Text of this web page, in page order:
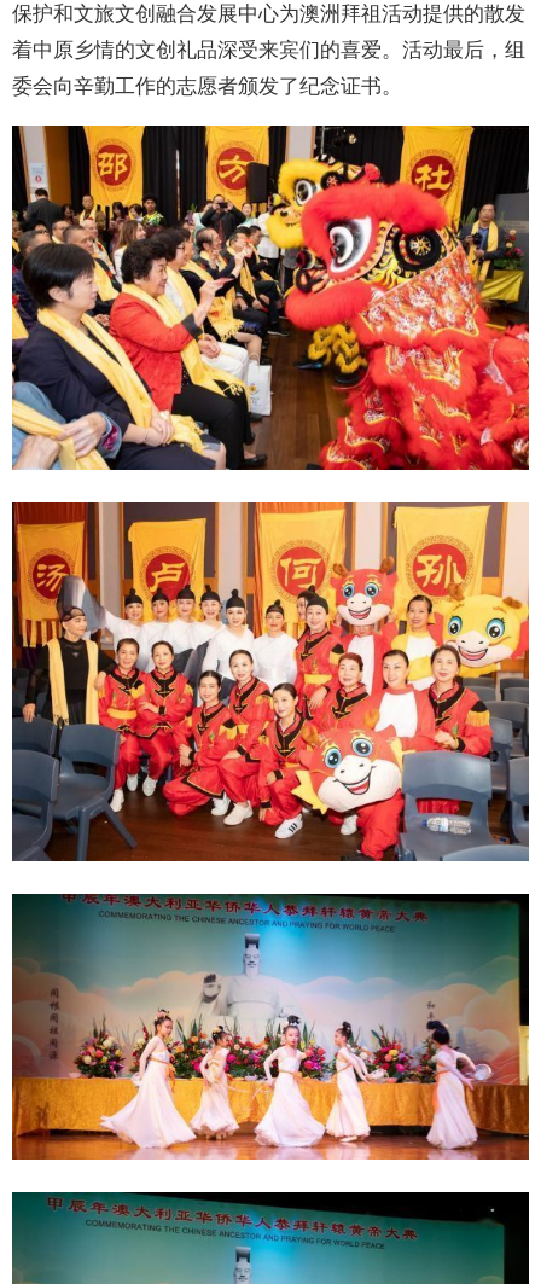
保护和文旅文创融合发展中心为澳洲拜祖活动提供的散发
着中原乡情的文创礼品深受来宾们的喜爱。活动最后，组
委会向辛勤工作的志愿者颁发了纪念证书。